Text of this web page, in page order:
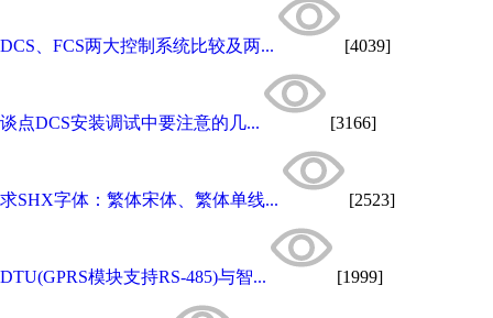
DCS、FCS两大控制系统比较及两... [4039]
谈点DCS安装调试中要注意的几... [3166]
求SHX字体：繁体宋体、繁体单线... [2523]
DTU(GPRS模块支持RS-485)与智... [1999]